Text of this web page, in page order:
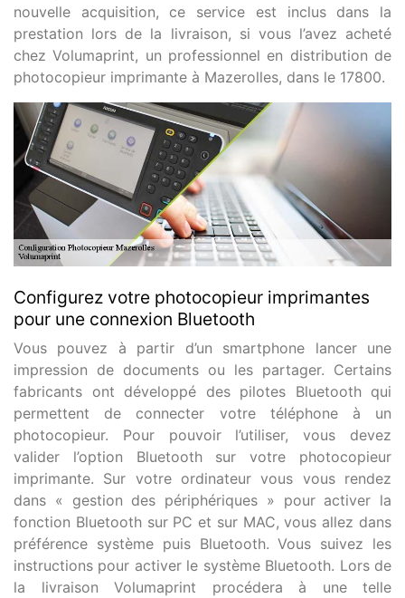
nouvelle acquisition, ce service est inclus dans la
prestation lors de la livraison, si vous l’avez acheté
chez Volumaprint, un professionnel en distribution de
photocopieur imprimante à Mazerolles, dans le 17800.
Configurez votre photocopieur imprimantes
pour une connexion Bluetooth
Vous pouvez à partir d’un smartphone lancer une
impression de documents ou les partager. Certains
fabricants ont développé des pilotes Bluetooth qui
permettent de connecter votre téléphone à un
photocopieur. Pour pouvoir l’utiliser, vous devez
valider l’option Bluetooth sur votre photocopieur
imprimante. Sur votre ordinateur vous vous rendez
dans « gestion des périphériques » pour activer la
fonction Bluetooth sur PC et sur MAC, vous allez dans
préférence système puis Bluetooth. Vous suivez les
instructions pour activer le système Bluetooth. Lors de
la livraison Volumaprint procédera à une telle